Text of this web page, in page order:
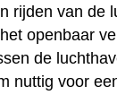
rijden van de
openbaar
de
nuttig voor